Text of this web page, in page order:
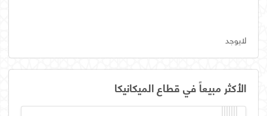
لايوجد
الأكثر مبيعاً في قطاع الميكانيكا